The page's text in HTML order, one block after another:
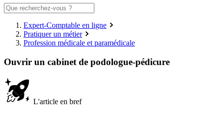
Expert-Comptable en ligne
Pratiquer un métier
Profession médicale et paramédicale
Ouvrir un cabinet de podologue-pédicure
L'article en bref